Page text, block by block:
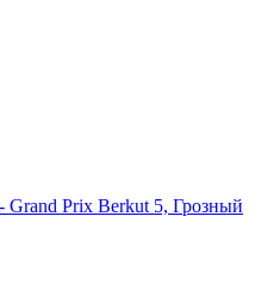
Grand Prix Berkut 5, Грозный